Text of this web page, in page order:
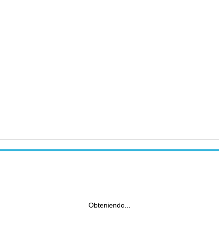
Obteniendo...